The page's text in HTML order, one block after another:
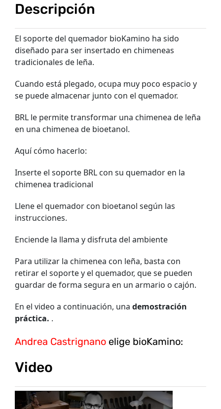
Descripción
El soporte del quemador bioKamino ha sido
diseñado para ser insertado en chimeneas
tradicionales de leña.
Cuando está plegado, ocupa muy poco espacio y
se puede almacenar junto con el quemador.
BRL le permite transformar una chimenea de leña
en una chimenea de bioetanol.
Aquí cómo hacerlo:
Inserte el soporte BRL con su quemador en la
chimenea tradicional
Llene el quemador con bioetanol según las
instrucciones.
Enciende la llama y disfruta del ambiente
Para utilizar la chimenea con leña, basta con
retirar el soporte y el quemador, que se pueden
guardar de forma segura en un armario o cajón.
En el video a continuación, una demostración
práctica. .
Andrea Castrignanoelige bioKamino:
Video